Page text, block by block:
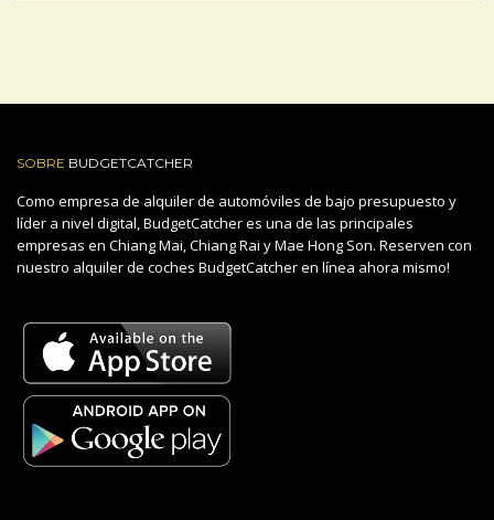
SOBRE BUDGETCATCHER
Como empresa de alquiler de automóviles de bajo presupuesto y
líder a nivel digital, BudgetCatcher es una de las principales
empresas en Chiang Mai, Chiang Rai y Mae Hong Son. Reserven con
nuestro alquiler de coches BudgetCatcher en línea ahora mismo!